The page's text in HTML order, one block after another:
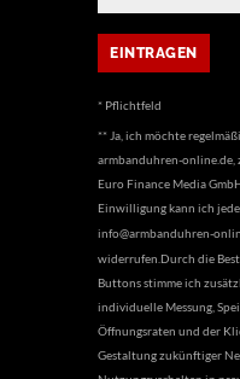
* Pflichtfeld
** Ja, ich möchte
armbanduhren-online.de,
Euro Finance Media
Einwilligung kann ich
info@armbanduhren-
widerrufen.Durch die
Buttons stimme ich
individuelle Messung,
Öffnungsraten und der
Gestaltung zukünftiger